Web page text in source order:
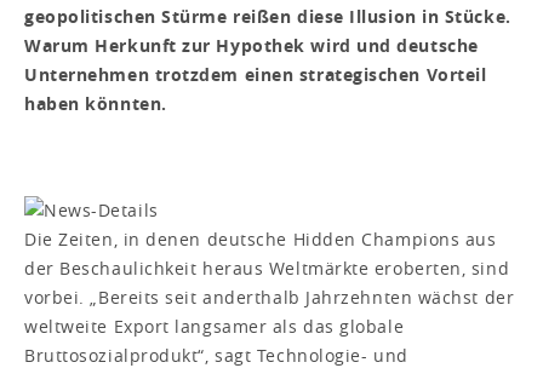
geopolitischen Stürme reißen diese Illusion in Stücke.
Warum Herkunft zur Hypothek wird und deutsche
Unternehmen trotzdem einen strategischen Vorteil
haben könnten.
Die Zeiten, in denen deutsche Hidden Champions aus
der Beschaulichkeit heraus Weltmärkte eroberten, sind
vorbei. „Bereits seit anderthalb Jahrzehnten wächst der
weltweite Export langsamer als das globale
Bruttosozialprodukt“, sagt Technologie- und